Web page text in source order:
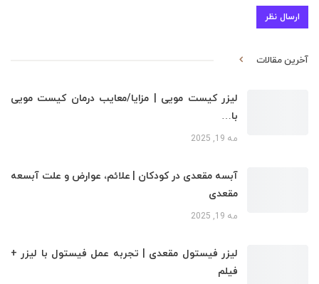
آخرین مقالات
لیزر کیست مویی | مزایا/معایب درمان کیست مویی
با…
مه 19, 2025
آبسه مقعدی در کودکان | علائم، عوارض و علت آبسعه
مقعدی
مه 19, 2025
لیزر فیستول مقعدی | تجربه عمل فیستول با لیزر +
فیلم